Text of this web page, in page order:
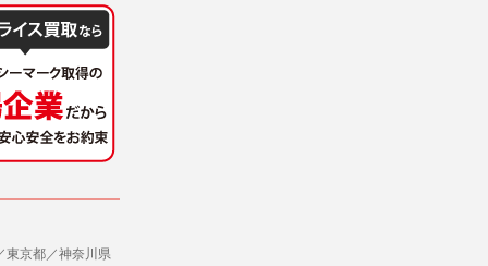
サービス等が利用できない場合があり
を閲覧・利用していただくためにクッ
東京都／神奈川県